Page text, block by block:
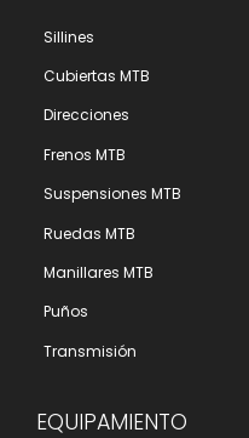
Sillines
Cubiertas MTB
Direcciones
Frenos MTB
Suspensiones MTB
Ruedas MTB
Manillares MTB
Puños
Transmisión
EQUIPAMIENTO